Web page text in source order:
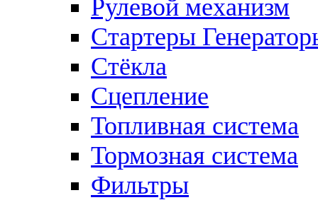
Рулевой механизм
Стартеры
Стёкла
Сцепление
Топливная система
Тормозная система
Фильтры